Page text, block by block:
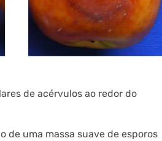
de acérvulos ao redor do
de uma massa suave de esporos